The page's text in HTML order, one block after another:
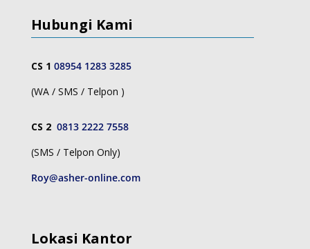
Hubungi Kami
CS 1 08954 1283 3285
(WA / SMS / Telpon )
CS 2 0813 2222 7558
(SMS / Telpon Only)
Roy@asher-online.com
Lokasi Kantor